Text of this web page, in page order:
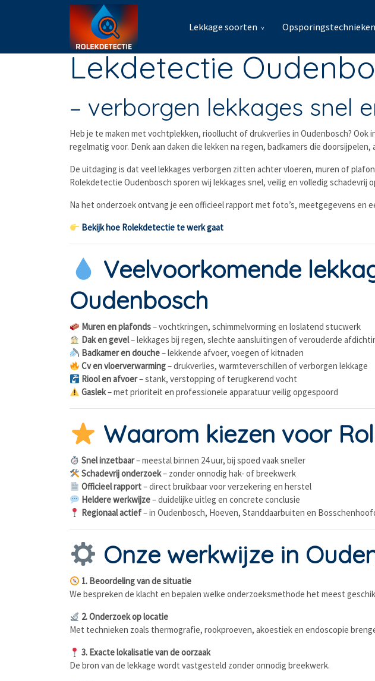
Lekkage soorten Opsporingstechnieken
Lekdetectie
– verborgen lekkages snel
Heb je te maken met vochtplekken, rioollucht of drukverlies in Oudenbosch?
regelmatig voor. Denk aan daken die lekken na regen, badkamers die
De uitdaging is dat veel lekkages verborgen zitten achter vloeren, muren of
Rolekdetectie Oudenbosch sporen wij lekkages snel, veilig en volledig
Na het onderzoek ontvang je een officieel rapport met foto’s, meetgegevens en
Bekijk hoe Rolekdetectie te werk gaat
Veelvoorkomende
Oudenbosch
Muren en plafonds– vochtkringen, schimmelvorming en loslatend stucwerk
Dak en gevel– lekkages bij regen, slechte aansluitingen of verouderde
Badkamer en douche– lekkende afvoer, voegen of kitnaden
Cv en vloerverwarming– drukverlies, warmteverschillen of verborgen lekkage
Riool en afvoer– stank, verstopping of terugkerend vocht
Gaslek– met prioriteit en professionele apparatuur veilig opgespoord
Waarom kiezen voor
Snel inzetbaar– meestal binnen 24 uur, bij spoed vaak sneller
Schadevrij onderzoek– zonder onnodig hak- of breekwerk
Officieel rapport– direct bruikbaar voor verzekering en herstel
Heldere werkwijze– duidelijke uitleg en concrete conclusie
Regionaal actief– in Oudenbosch, Hoeven, Standdaarbuiten en
Onze werkwijze in
1. Beoordeling van de situatie
We bespreken de klacht en bepalen welke onderzoeksmethode het meest
2. Onderzoek op locatie
Met technieken zoals thermografie, rookproeven, akoestiek en endoscopie
3. Exacte lokalisatie van de oorzaak
De bron van de lekkage wordt vastgesteld zonder onnodig breekwerk.